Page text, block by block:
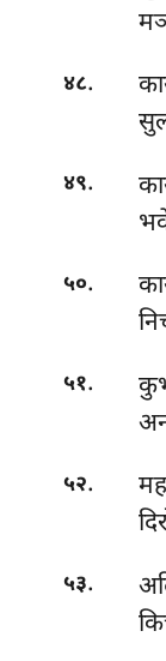
४८.
४९.
५०.
५१.
५२.
५३.